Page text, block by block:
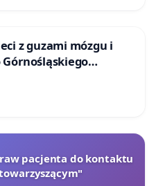
z guzami mózgu i
w Katowicach
pacjenta do kontaktu